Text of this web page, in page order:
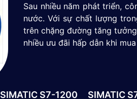
Sau nhiều năm phát triển,
nước. Với sự chất lượng
trên chặng đường tăng
nhiều ưu đãi hấp dẫn khi
SIMATIC S7-1200 SIMATIC